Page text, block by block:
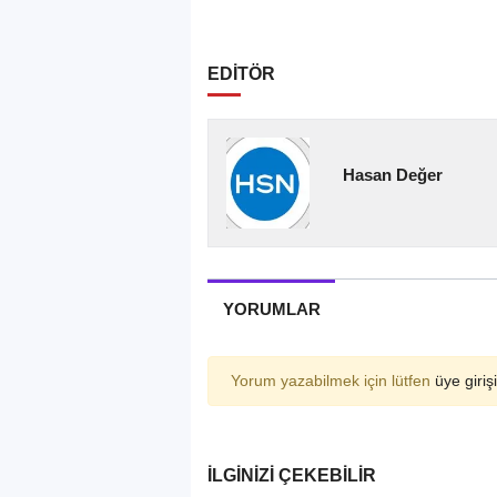
EDİTÖR
Hasan Değer
YORUMLAR
Yorum yazabilmek için lütfen üye girişi
İLGINIZI ÇEKEBILIR